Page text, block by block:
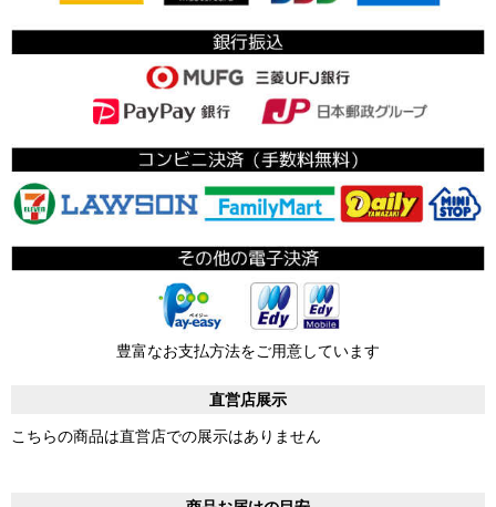
豊富なお支払方法をご用意しています
直営店展示
こちらの商品は直営店での展示はありません